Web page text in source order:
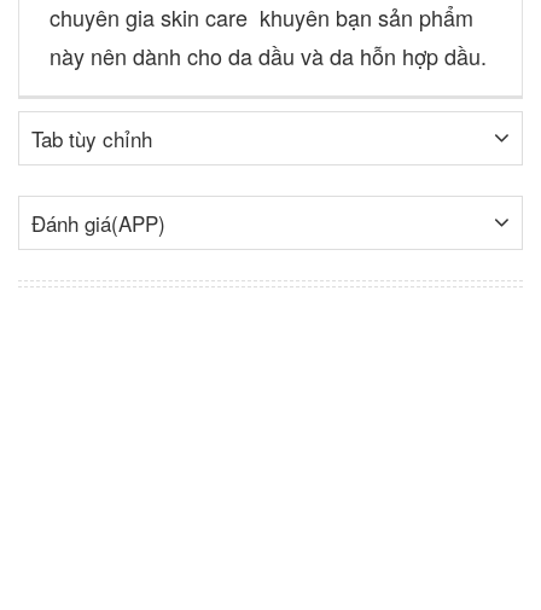
chuyên gia skin care khuyên bạn sản phẩm
này nên dành cho da dầu và da hỗn hợp dầu.
Tab tùy chỉnh
Đánh giá(APP)